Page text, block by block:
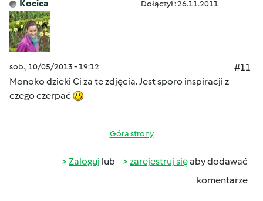
Kocica Dołączył : 26.11.2011
sob., 10/05/2013 - 19:12
#11
Monoko dzieki Ci za te zdjęcia. Jest sporo inspiracji z
czego czerpać
Góra strony
Zaloguj lub zarejestruj sięaby dodawać
komentarze